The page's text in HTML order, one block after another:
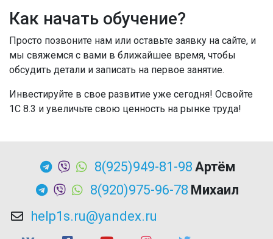
Как начать обучение?
Просто позвоните нам или оставьте заявку на сайте, и
мы свяжемся с вами в ближайшее время, чтобы
обсудить детали и записать на первое занятие.
Инвестируйте в свое развитие уже сегодня! Освойте
1С 8.3 и увеличьте свою ценность на рынке труда!
8(925)949-81-98 Артём
8(920)975-96-78 Михаил
help1s.ru@yandex.ru